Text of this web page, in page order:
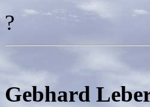
?
Gebhard